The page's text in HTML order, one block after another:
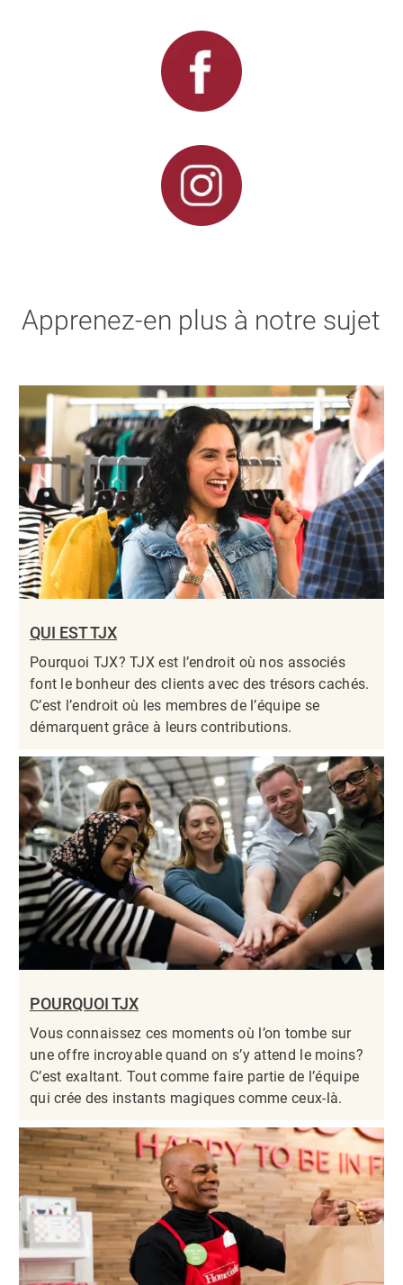
Apprenez-en plus à notre sujet
QUI EST TJX
Pourquoi TJX? TJX est l’endroit où nos associés
font le bonheur des clients avec des trésors cachés.
C’est l’endroit où les membres de l’équipe se
démarquent grâce à leurs contributions.​​​​​​​
POURQUOI TJX
Vous connaissez ces moments où l’on tombe sur
une offre incroyable quand on s’y attend le moins?
C’est exaltant. Tout comme faire partie de l’équipe
qui crée des instants magiques comme ceux-là.​​​​​​​